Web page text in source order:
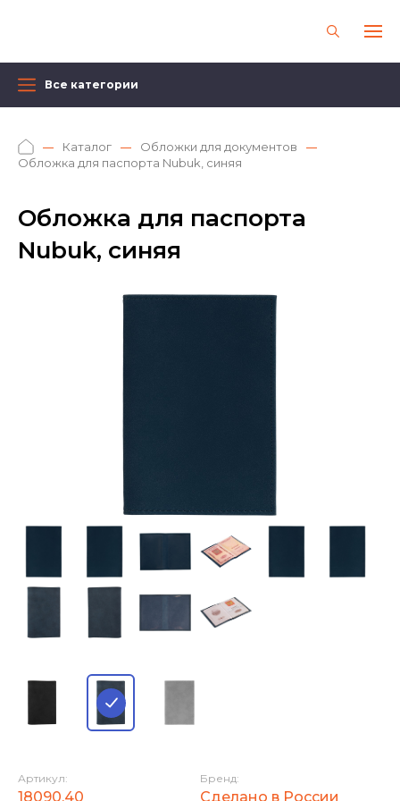
Все категории
Каталог
Обложки для документов
Обложка для паспорта Nubuk, синяя
Обложка для паспорта
Nubuk, синяя
Артикул:
18090.40
Бренд:
Сделано в России